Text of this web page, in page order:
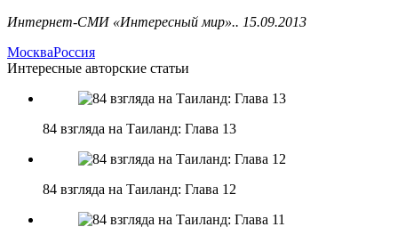
Интернет-СМИ «Интересный мир».. 15.09.2013
МоскваРоссия
Интересные авторские статьи
84 взгляда на Таиланд: Глава 13
84 взгляда на Таиланд: Глава 12